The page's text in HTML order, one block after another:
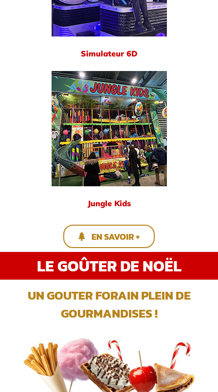
Simulateur 6D
Jungle Kids
EN SAVOIR +
LE GOÛTER DE NOËL
UN GOUTER FORAIN PLEIN DE
GOURMANDISES !